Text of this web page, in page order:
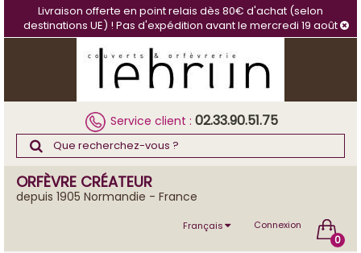
Livraison offerte en point relais dès 80€ d'achat (selon
destinations UE) ! Pas d'expédition avant le mercredi 19 août
Service client : 02.33.90.51.75
ORFÈVRE CRÉATEUR
depuis 1905 Normandie - France
0
Connexion
Français
Panneau de gestion des cookies